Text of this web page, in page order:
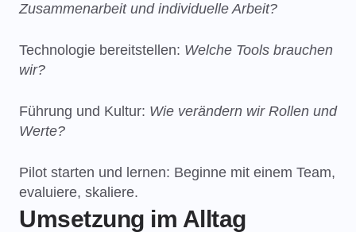
Zusammenarbeit und individuelle Arbeit?
Technologie bereitstellen: Welche Tools brauchen
wir?
Führung und Kultur: Wie verändern wir Rollen und
Werte?
Pilot starten und lernen: Beginne mit einem Team,
evaluiere, skaliere.
Umsetzung im Alltag